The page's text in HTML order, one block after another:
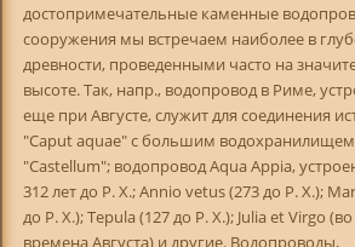
достопримечательные каменные
сооружения мы встречаем наиболее в
древности, проведенными часто на
высоте. Так, напр., водопровод в Риме,
еще при Августе, служит для соединения
"Caput aquae" с большим водохранилищем
"Castellum"; водопровод Aqua Appia,
312 лет до Р. X.; Annio vetus (273 до P. X.);
до P. X.); Tepula (127 до P. X.); Julia et Virgo (во
времена Августа) и другие. Водопроводы,